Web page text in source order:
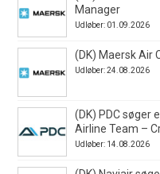
Manager
Udløber: 01.09.2026
(DK) Maersk Air
Udløber: 24.08.2026
(DK) PDC søger
Airline Team –
Udløber: 14.08.2026